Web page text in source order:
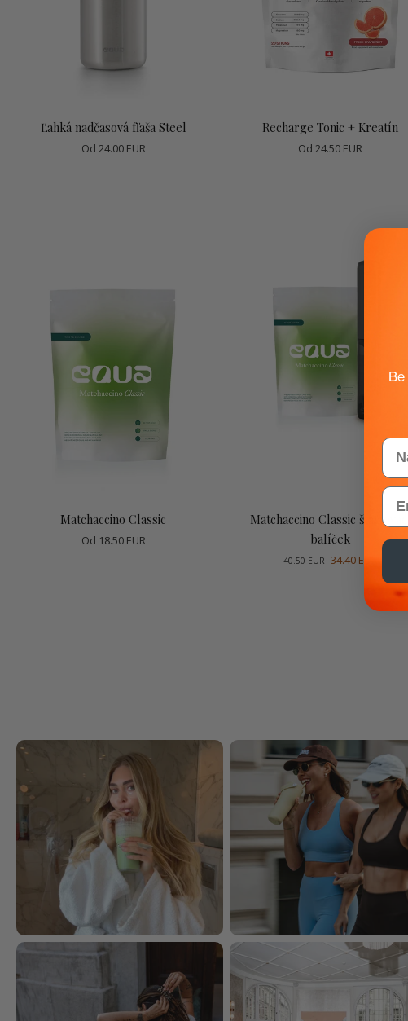
Ľahká nadčasová fľaša Steel
Od 24.00 EUR
Recharge Tonic + Kreatín
Od 24.50 EUR
Matchaccino Classic
Od 18.50 EUR
Matchaccino Classic štartovací
balíček
40.50 EUR 34.40 EUR